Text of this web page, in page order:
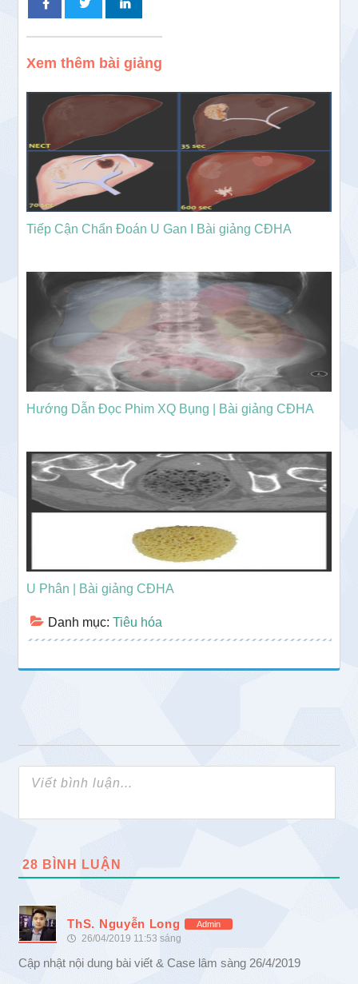
Xem thêm bài giảng
Tiếp Cận Chẩn Đoán U Gan I Bài giảng CĐHA
Hướng Dẫn Đọc Phim XQ Bụng | Bài giảng CĐHA
U Phân | Bài giảng CĐHA
Danh mục:Tiêu hóa
28 BÌNH LUẬN
ThS. Nguyễn Long Admin
26/04/2019 11:53 sáng
Cập nhật nội dung bài viết & Case lâm sàng 26/4/2019